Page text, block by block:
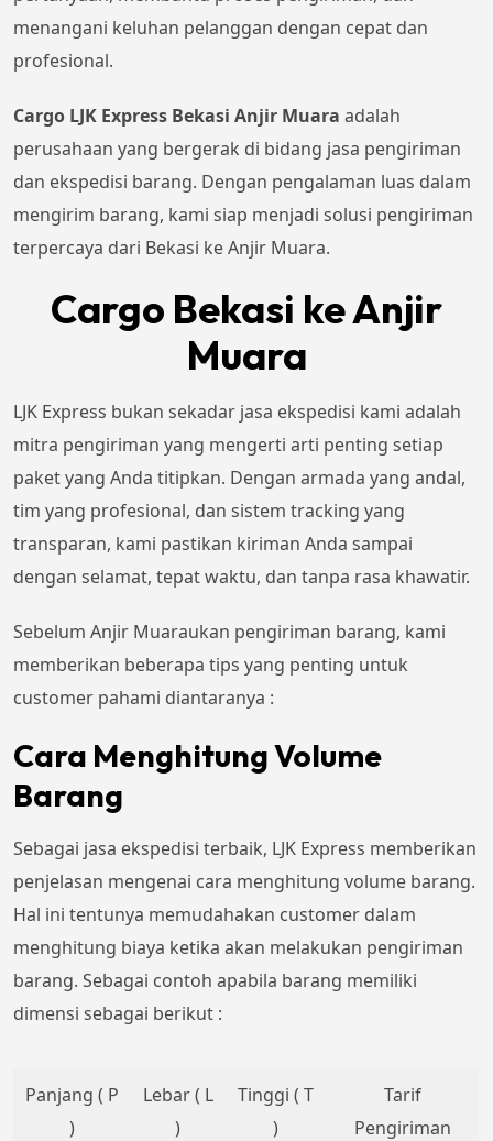
menangani keluhan pelanggan dengan cepat dan
profesional.
Cargo LJK Express Bekasi Anjir Muara adalah
perusahaan yang bergerak di bidang jasa pengiriman
dan ekspedisi barang. Dengan pengalaman luas dalam
mengirim barang, kami siap menjadi solusi pengiriman
terpercaya dari Bekasi ke Anjir Muara.
Cargo Bekasi ke Anjir
Muara
LJK Express bukan sekadar jasa ekspedisi kami adalah
mitra pengiriman yang mengerti arti penting setiap
paket yang Anda titipkan. Dengan armada yang andal,
tim yang profesional, dan sistem tracking yang
transparan, kami pastikan kiriman Anda sampai
dengan selamat, tepat waktu, dan tanpa rasa khawatir.
Sebelum Anjir Muaraukan pengiriman barang, kami
memberikan beberapa tips yang penting untuk
customer pahami diantaranya :
Cara Menghitung Volume
Barang
Sebagai jasa ekspedisi terbaik, LJK Express memberikan
penjelasan mengenai cara menghitung volume barang.
Hal ini tentunya memudahakan customer dalam
menghitung biaya ketika akan melakukan pengiriman
barang. Sebagai contoh apabila barang memiliki
dimensi sebagai berikut :
Panjang ( P
)
Lebar ( L
)
Tinggi ( T
)
Tarif
Pengiriman